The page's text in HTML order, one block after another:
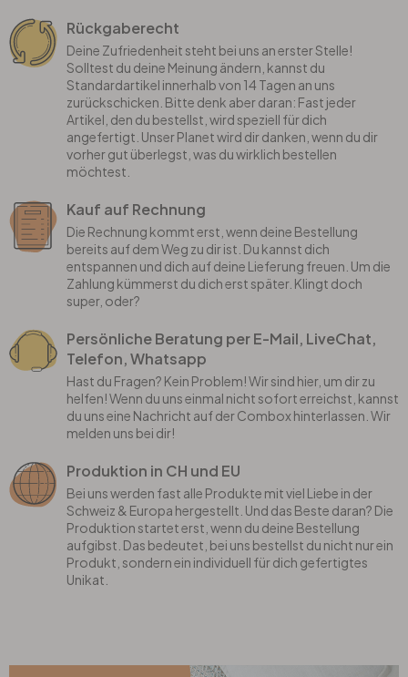
Rückgaberecht
Deine Zufriedenheit steht bei uns an erster Stelle!
Solltest du deine Meinung ändern, kannst du
Standardartikel innerhalb von 14 Tagen an uns
zurückschicken. Bitte denk aber daran: Fast jeder
Artikel, den du bestellst, wird speziell für dich
angefertigt. Unser Planet wird dir danken, wenn du dir
vorher gut überlegst, was du wirklich bestellen
möchtest.
Kauf auf Rechnung
Die Rechnung kommt erst, wenn deine Bestellung
bereits auf dem Weg zu dir ist. Du kannst dich
entspannen und dich auf deine Lieferung freuen. Um die
Zahlung kümmerst du dich erst später. Klingt doch
super, oder?
Persönliche Beratung per E-Mail, LiveChat,
Telefon, Whatsapp
Hast du Fragen? Kein Problem! Wir sind hier, um dir zu
helfen! Wenn du uns einmal nicht sofort erreichst, kannst
du uns eine Nachricht auf der Combox hinterlassen. Wir
melden uns bei dir!
Produktion in CH und EU
Bei uns werden fast alle Produkte mit viel Liebe in der
Schweiz & Europa hergestellt. Und das Beste daran? Die
Produktion startet erst, wenn du deine Bestellung
aufgibst. Das bedeutet, bei uns bestellst du nicht nur ein
Produkt, sondern ein individuell für dich gefertigtes
Unikat.